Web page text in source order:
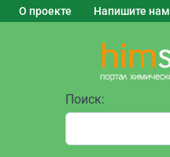
О проекте Напишите нам
Поиск: